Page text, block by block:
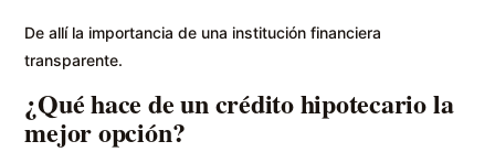
De allí la importancia de una institución financiera
transparente.
¿Qué hace de un crédito hipotecario la
mejor opción?